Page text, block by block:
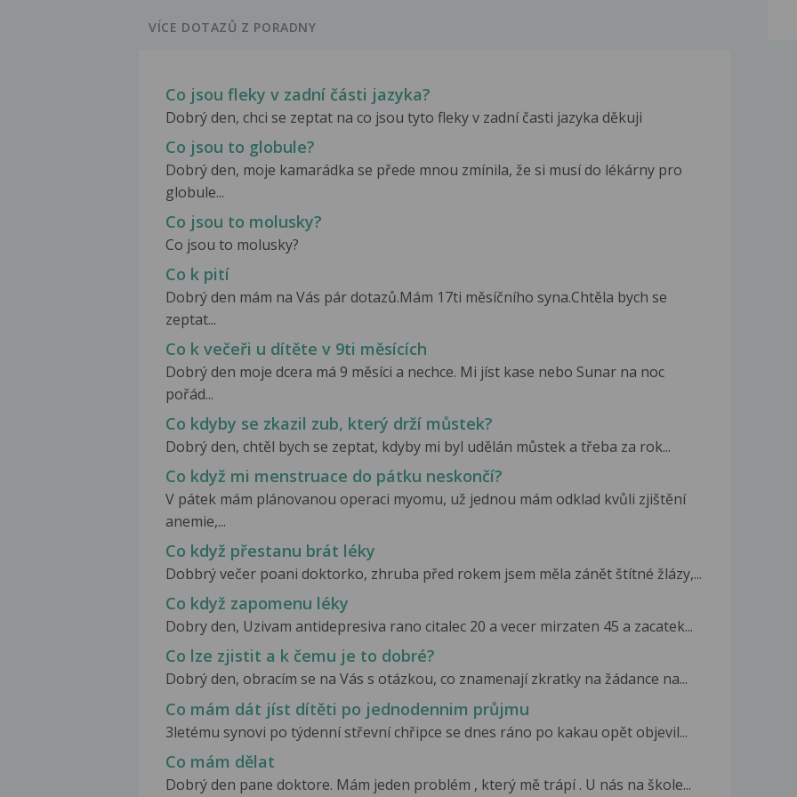
VÍCE DOTAZŮ Z PORADNY
Co jsou fleky v zadní části jazyka?
Dobrý den, chci se zeptat na co jsou tyto fleky v zadní časti jazyka děkuji
Co jsou to globule?
Dobrý den, moje kamarádka se přede mnou zmínila, že si musí do lékárny pro
globule...
Co jsou to molusky?
Co jsou to molusky?
Co k pití
Dobrý den mám na Vás pár dotazů.Mám 17ti měsíčního syna.Chtěla bych se
zeptat...
Co k večeři u dítěte v 9ti měsících
Dobrý den moje dcera má 9 měsíci a nechce. Mi jíst kase nebo Sunar na noc
pořád...
Co kdyby se zkazil zub, který drží můstek?
Dobrý den, chtěl bych se zeptat, kdyby mi byl udělán můstek a třeba za rok...
Co když mi menstruace do pátku neskončí?
V pátek mám plánovanou operaci myomu, už jednou mám odklad kvůli zjištění
anemie,...
Co když přestanu brát léky
Dobbrý večer poani doktorko, zhruba před rokem jsem měla zánět štítné žlázy,...
Co když zapomenu léky
Dobry den, Uzivam antidepresiva rano citalec 20 a vecer mirzaten 45 a zacatek...
Co lze zjistit a k čemu je to dobré?
Dobrý den, obracím se na Vás s otázkou, co znamenají zkratky na žádance na...
Co mám dát jíst dítěti po jednodennim průjmu
3letému synovi po týdenní střevní chřipce se dnes ráno po kakau opět objevil...
Co mám dělat
Dobrý den pane doktore. Mám jeden problém , který mě trápí . U nás na škole...